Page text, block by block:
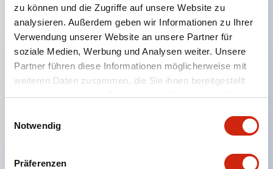
zu können und die Zugriffe auf unsere Website zu
analysieren. Außerdem geben wir Informationen zu Ihrer
Verwendung unserer Website an unsere Partner für
soziale Medien, Werbung und Analysen weiter. Unsere
Partner führen diese Informationen möglicherweise mit
weiteren Daten zusammen, die Sie ihnen bereitgestellt
haben oder die sie im Rahmen Ihrer Nutzung der Dienste
Notwendig
Präferenzen
Hauptmerkmale
Mehrfachbefestigung möglich
Schutzart IP65 (IEC60529)